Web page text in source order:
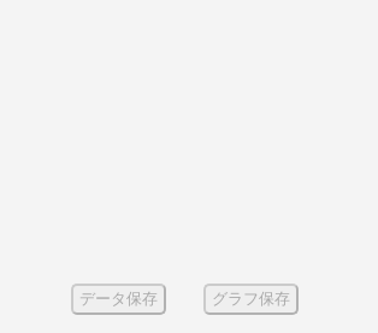
データ保存 グラフ保存